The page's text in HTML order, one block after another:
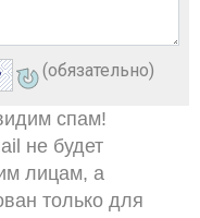
(обязательно)
спам!
не будет
лицам, а
только для